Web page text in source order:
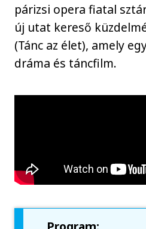
párizsi opera fiatal
új utat kereső
(Tánc az élet), amely
dráma és táncfilm.